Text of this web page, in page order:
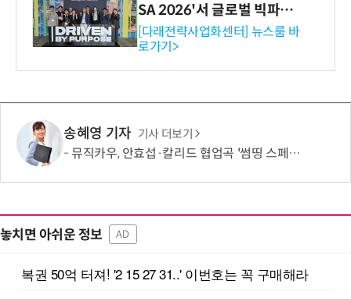
SA 2026'서 글로벌 빅파마
와의 비즈니스 미팅 지원…K
-바이오 해외 진출 교두보 확
보
[다래전략사업화센터] 뉴스룸 바
로가기>
송혜영 기자 기사 더보기
뮤직카우, 안효섭·칼리드 협업곡 '썸띵 스페셜' 뮤직비디오 공개
놓치면 아쉬운 정보 AD